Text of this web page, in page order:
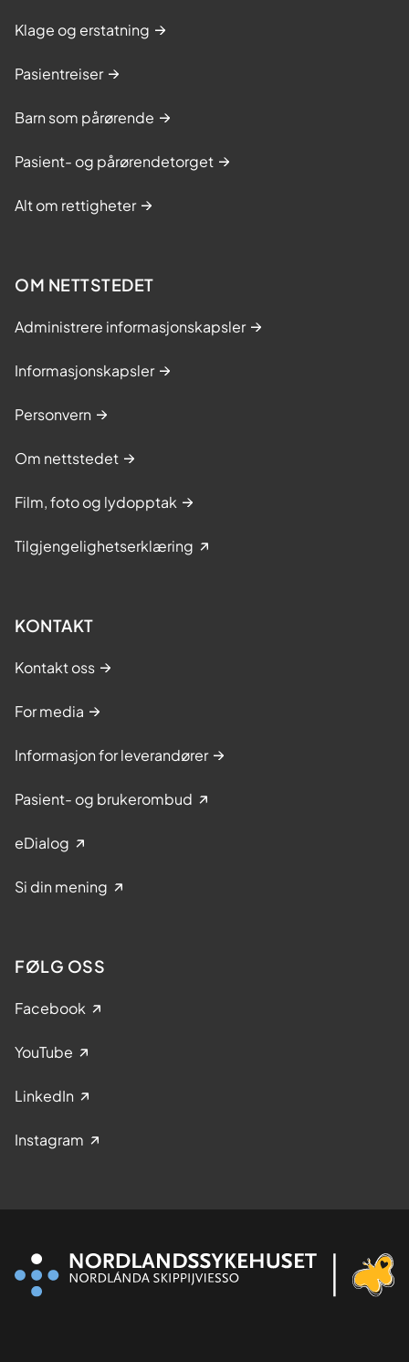
Klage og erstatning
Pasientreiser
Barn som pårørende
Pasient- og pårørendetorget
Alt om rettigheter
OM NETTSTEDET
Administrere informasjonskapsler
Informasjonskapsler
Personvern
Om nettstedet
Film, foto og lydopptak
Tilgjengelighetserklæring
KONTAKT
Kontakt oss
For media
Informasjon for leverandører
Pasient- og brukerombud
eDialog
Si din mening
FØLG OSS
Facebook
YouTube
LinkedIn
Instagram